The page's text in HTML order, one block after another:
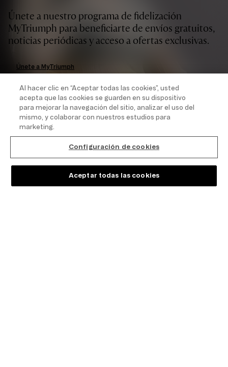
Únete a nuestro programa de fidelización
MyTriumph para beneficiarte de envíos gratuitos,
noticias periódicas y acceso a ofertas exclusivas.
Únete a MyTriumph
NUESTRAS MARCAS
Al hacer clic en “Aceptar todas las cookies”, usted
acepta que las cookies se guarden en su dispositivo
para mejorar la navegación del sitio, analizar el uso del
mismo, y colaborar con nuestros estudios para
marketing.
Configuración de cookies
Aceptar todas las cookies